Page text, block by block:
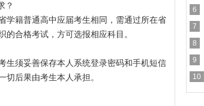
？
学籍普通高中应届考生相同，需通过所在省
合格考试，方可选报相应科目。
生须妥善保存本人系统登录密码和手机短信
后果由考生本人承担。
6
通知
7
通知
8
作的
9
10